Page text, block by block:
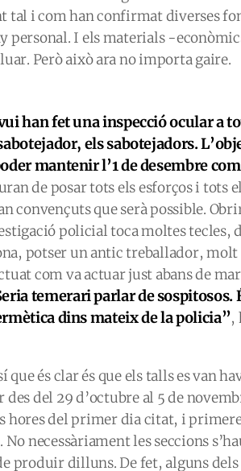
tal i com han confirmat diverses
personal. I els materials -
Però això ara no importa gaire.
han fet una inspecció ocular a
els sabotejadors.
mantenir l’1 de desembre
de posar tots els esforços i tots
convençuts que serà possible.
policial toca moltes tecles,
potser un antic treballador,
com va actuar just abans de
temerari parlar de sospitosos.
dins mateix de la policia”,
que és clar és que els talls es van
del 29 d’octubre al 5 de
hores del primer dia citat, i
necessàriament les seccions
produir dilluns. De fet, alguns dels